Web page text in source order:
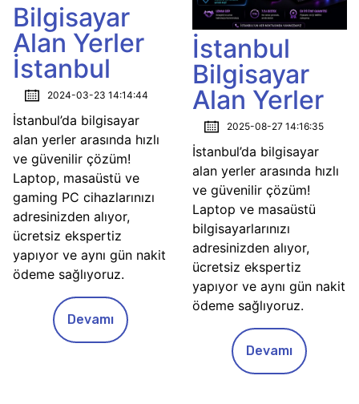
Bilgisayar
Alan Yerler
İstanbul
2024-03-23 14:14:44
İstanbul’da bilgisayar
alan yerler arasında hızlı
ve güvenilir çözüm!
Laptop, masaüstü ve
gaming PC cihazlarınızı
adresinizden alıyor,
ücretsiz ekspertiz
yapıyor ve aynı gün nakit
ödeme sağlıyoruz.
Devamı
İstanbul
Bilgisayar
Alan Yerler
2025-08-27 14:16:35
İstanbul’da bilgisayar
alan yerler arasında hızlı
ve güvenilir çözüm!
Laptop ve masaüstü
bilgisayarlarınızı
adresinizden alıyor,
ücretsiz ekspertiz
yapıyor ve aynı gün nakit
ödeme sağlıyoruz.
Devamı